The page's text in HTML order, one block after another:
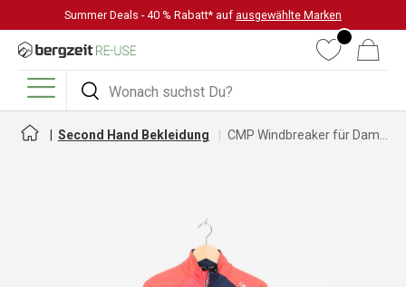
DIREKT ZUM INHALT
Summer Deals - 40 % Rabatt* auf ausgewählte Marken
Suchen
Suchen
WunschlisteWarenkorb
Menü
Second Hand Bekleidung